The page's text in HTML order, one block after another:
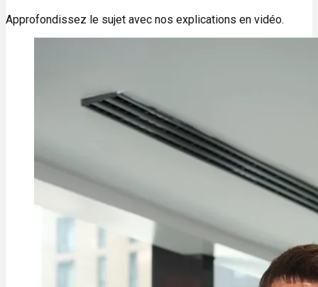
Approfondissez le sujet avec nos explications en vidéo.